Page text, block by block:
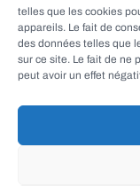
telles que les cookies
appareils. Le fait de
des données telles que
sur ce site. Le fait de ne
peut avoir un effet
Aubas
Azerat